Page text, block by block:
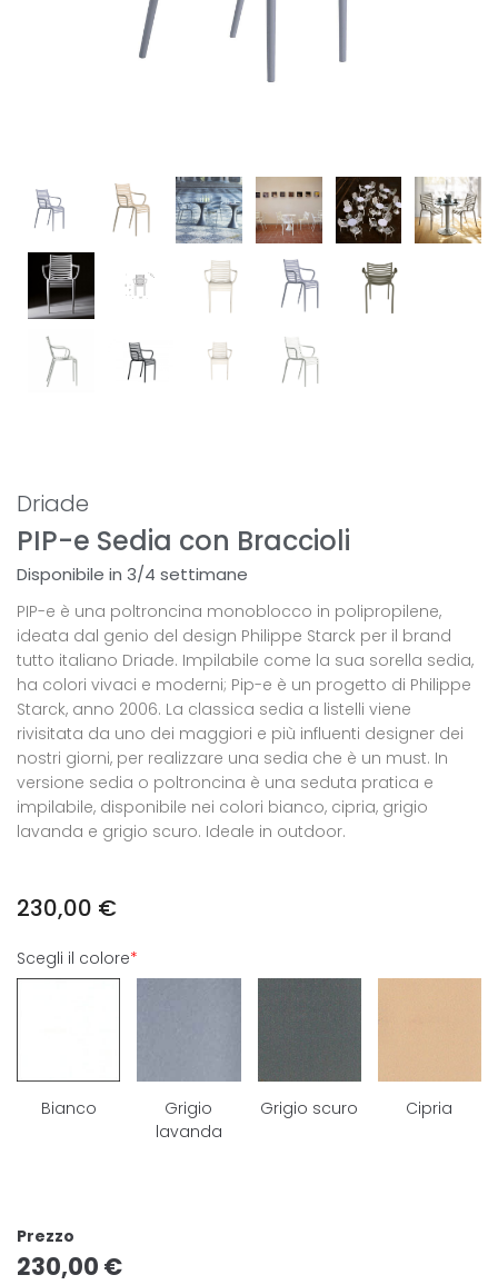
Driade
PIP-e Sedia con Braccioli
Disponibile in 3/4 settimane
PIP-e è una poltroncina monoblocco in polipropilene,
ideata dal genio del design Philippe Starck per il brand
tutto italiano Driade. Impilabile come la sua sorella sedia,
ha colori vivaci e moderni; Pip-e è un progetto di Philippe
Starck, anno 2006. La classica sedia a listelli viene
rivisitata da uno dei maggiori e più influenti designer dei
nostri giorni, per realizzare una sedia che è un must. In
versione sedia o poltroncina è una seduta pratica e
impilabile, disponibile nei colori bianco, cipria, grigio
lavanda e grigio scuro. Ideale in outdoor.
230,00 €
Scegli il colore*
Bianco
Grigio
lavanda
Grigio scuro Cipria
Prezzo
230,00 €